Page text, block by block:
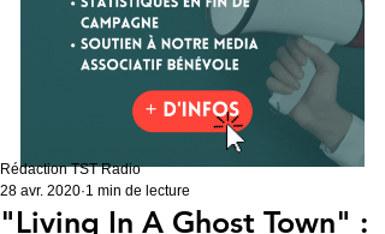
"Living In A Ghost Town" :
Rédaction TST Radio
28 avr. 2020 1 min de lecture